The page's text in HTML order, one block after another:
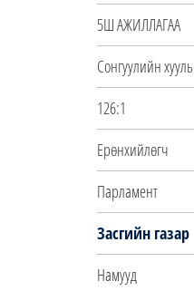
5Ш АЖИЛЛАГАА
Сонгуулийн хууль
126:1
Ерөнхийлөгч
Парламент
Засгийн газар
Намууд